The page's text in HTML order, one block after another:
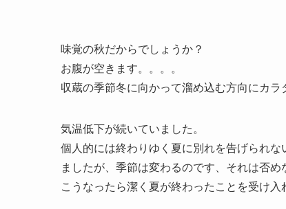
味覚の秋だからでしょうか？
お腹が空きます。。。。
収蔵の季節冬に向かって溜め込む方向にカ
気温低下が続いていました。
個人的には終わりゆく夏に別れを告げられな
ましたが、季節は変わるのです、それは否め
こうなったら潔く夏が終わったことを受け